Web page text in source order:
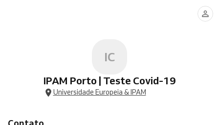
IC
IPAM Porto | Teste Covid-19
Universidade Europeia & IPAM